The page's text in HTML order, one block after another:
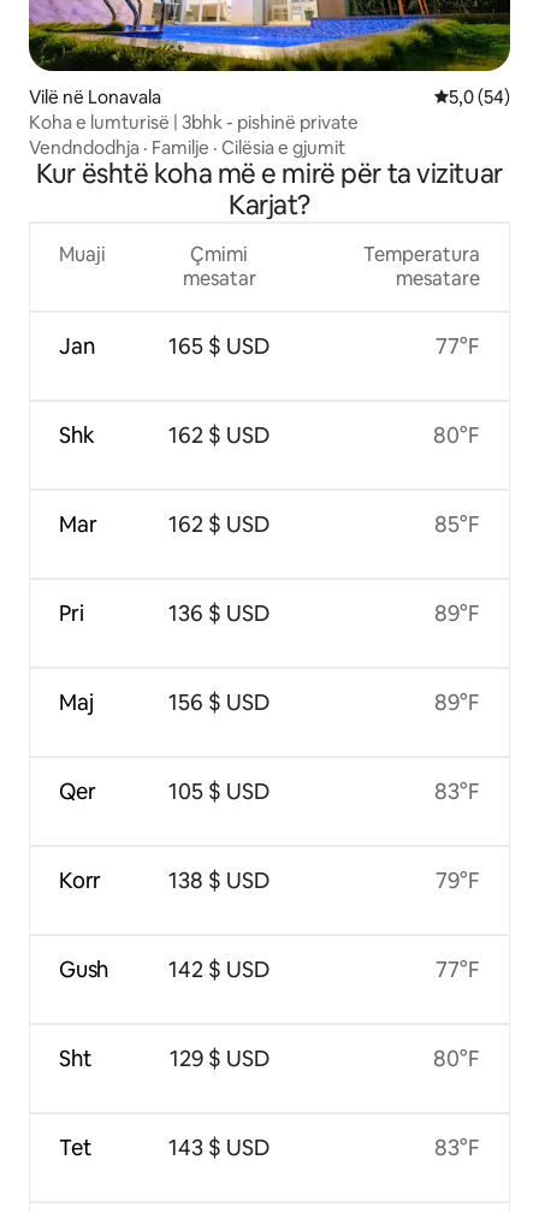
Vilë në Lonavala Vlerësimi
5,0 (54)
Koha e lumturisë | 3bhk - pishinë private
Vendndodhja · Familje · Cilësia e gjumit
Kur është koha më e mirë për ta vizituar
Karjat?
Muaji
Jan
Shk
Mar
Pri
Maj
Qer
Korr
Gush
Sht
Tet
Çmimi
mesatar
165 $ USD
162 $ USD
162 $ USD
136 $ USD
156 $ USD
105 $ USD
138 $ USD
142 $ USD
129 $ USD
143 $ USD
Temperatura
mesatare
77°F
80°F
85°F
89°F
89°F
83°F
79°F
77°F
80°F
83°F